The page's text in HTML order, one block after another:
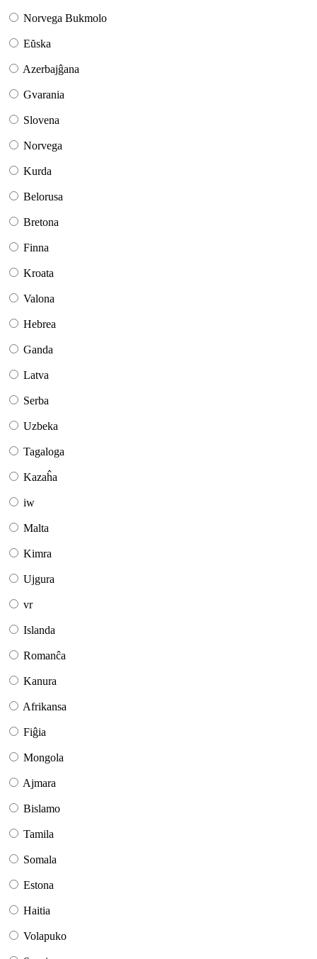
Norvega Bukmolo
Eŭska
Azerbajĝana
Gvarania
Slovena
Norvega
Kurda
Belorusa
Bretona
Finna
Kroata
Valona
Hebrea
Ganda
Latva
Serba
Uzbeka
Tagaloga
Kazaĥa
iw
Malta
Kimra
Ujgura
vr
Islanda
Romanĉa
Kanura
Afrikansa
Fiĝia
Mongola
Ajmara
Bislamo
Tamila
Somala
Estona
Haitia
Volapuko